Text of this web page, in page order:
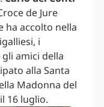
de Jure
ha accolto nella
i
amici della
alla Santa
Madonna del
16 luglio.